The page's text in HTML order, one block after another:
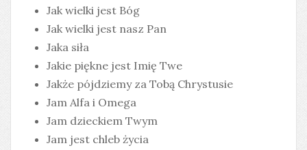
Jak wielki jest Bóg
Jak wielki jest nasz Pan
Jaka siła
Jakie piękne jest Imię Twe
Jakże pójdziemy za Tobą Chrystusie
Jam Alfa i Omega
Jam dzieckiem Twym
Jam jest chleb życia